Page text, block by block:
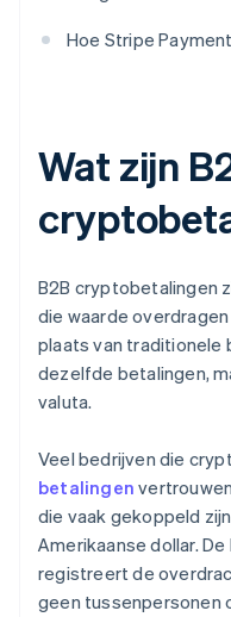
Hoe Stripe
Wat zijn
B2B cryptobetalingen
die waarde
plaats van traditionele
dezelfde betalingen,
valuta.
Veel bedrijven die
betalingen
die vaak gekoppeld
Amerikaanse dollar.
registreert de
geen tussenpersonen